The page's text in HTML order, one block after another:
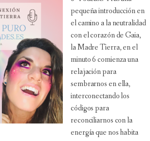
pequeña introducción en
el camino a la neutralidad
con el corazón de Gaia,
la Madre Tierra, en el
minuto 6 comienza una
relajación para
sembrarnos en ella,
interconectando los
códigos para
reconciliarnos con la
energía que nos habita